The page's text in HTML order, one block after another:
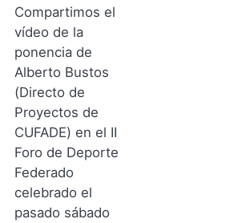
Compartimos el
vídeo de la
ponencia de
Alberto Bustos
(Directo de
Proyectos de
CUFADE) en el II
Foro de Deporte
Federado
celebrado el
pasado sábado